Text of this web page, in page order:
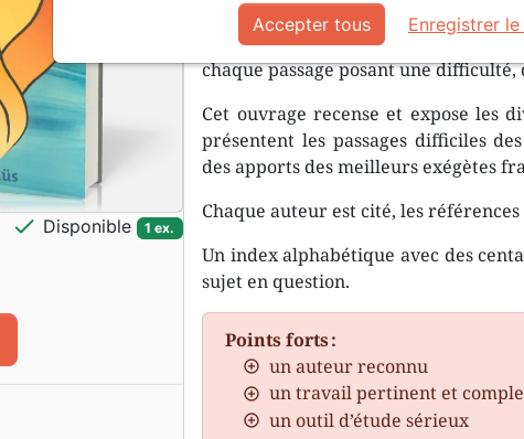
Dans tous les volumes de cette
chaque passage posant une difficulté,
Cet ouvrage recense et expose les
présentent les passages difficiles
des apports des meilleurs exégètes
Chaque auteur est cité, les
Un index alphabétique avec des
sujet en question.
Points forts :
un auteur reconnu
un travail pertinent et
un outil d’étude sérieux
check Disponible 1 ex.
Accepter tous Enregistrer